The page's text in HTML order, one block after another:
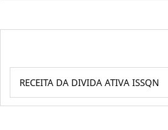
RECEITA DA DIVIDA ATIVA ISSQN